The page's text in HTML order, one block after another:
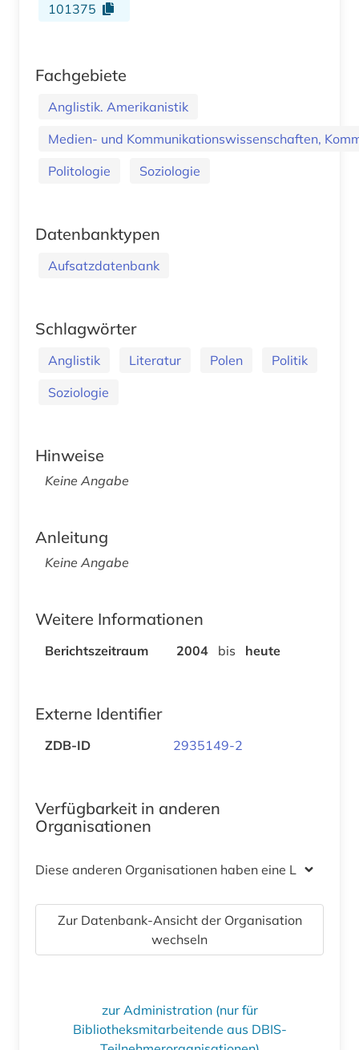
101375
Fachgebiete
Anglistik. Amerikanistik
Medien- und Kommunikationswissenschaften,
Politologie
Soziologie
Datenbanktypen
Aufsatzdatenbank
Schlagwörter
Anglistik Literatur Polen
Politik
Soziologie
Hinweise
Keine Angabe
Anleitung
Keine Angabe
Weitere Informationen
Berichtszeitraum 2004 bis heute
Externe Identifier
ZDB-ID 2935149-2
Verfügbarkeit in anderen
Organisationen
Diese anderen Organisationen haben eine Lizenz
Zur Datenbank-Ansicht der Organisation
wechseln
zur Administration (nur für
Bibliotheksmitarbeitende aus DBIS-